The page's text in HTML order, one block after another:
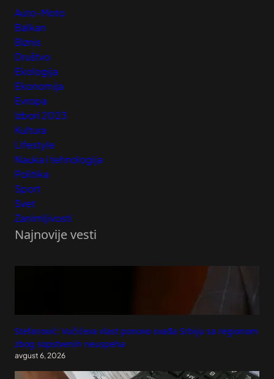
Auto-Moto
Balkan
Biznis
Društvo
Ekologija
Ekonomija
Evropa
Izbori 2023
Kultura
Lifestyle
Nauka i tehnologija
Politika
Sport
Svet
Zanimljivosti
Najnovije vesti
Stefanović: Vučićeva vlast ponovo svađa Srbiju sa regionom
zbog sopstvenih neuspeha
avgust 6, 2026